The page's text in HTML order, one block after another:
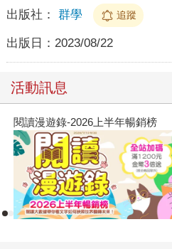
出版社： 群學 追蹤
出版日： 2023/08/22
活動訊息
閱讀漫遊錄-2026上半年暢銷榜